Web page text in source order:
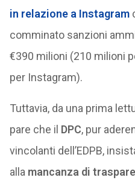
in relazione a Instagram
comminato sanzioni
€390 milioni (210 milioni
per Instagram).
Tuttavia, da una prima
pare che il DPC, pur
vincolanti dell’EDPB,
alla mancanza di